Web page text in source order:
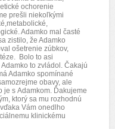
ochorenie
prešli niekoľkými
Adamko mal časté
zistilo, že Adamko
ošetrenie zúbkov,
Bolo to asi
to zvládol. Čakajú
Adamko spomínané
obavy, ale
je s Adamkom. Ďakujeme
ktorý sa mu rozhodnú
Vám onedlho
klinickému